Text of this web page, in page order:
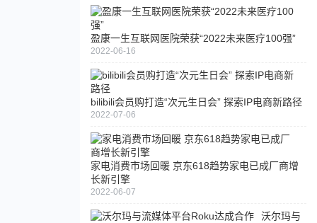
盈康一生互联网医院荣获“2022未来医疗100强”
2022-06-16
bilibili会员购打造“次元生日会” 探索IP电商新路径
2022-07-06
家电消费市场回暖 京东618趋势家电已成厂商增
长新引擎
2022-06-07
沃尔玛与